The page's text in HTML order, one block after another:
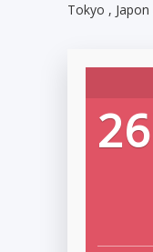
Tokyo , Japon
26